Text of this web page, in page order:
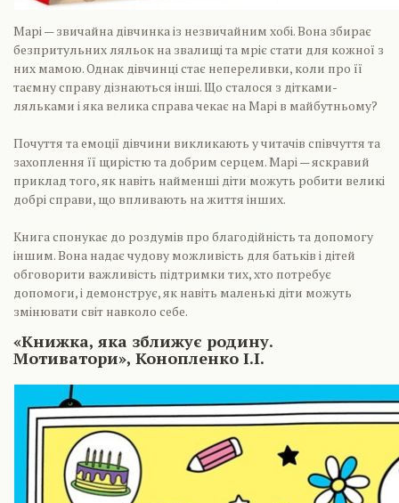
Марі — звичайна дівчинка із незвичайним хобі. Вона збирає
безпритульних ляльок на звалищі та мріє стати для кожної з
них мамою. Однак дівчинці стає непереливки, коли про її
таємну справу дізнаються інші. Що сталося з дітками-
ляльками і яка велика справа чекає на Марі в майбутньому?
Почуття та емоції дівчини викликають у читачів співчуття та
захоплення її щирістю та добрим серцем. Марі — яскравий
приклад того, як навіть найменші діти можуть робити великі
добрі справи, що впливають на життя інших.
Книга спонукає до роздумів про благодійність та допомогу
іншим. Вона надає чудову можливість для батьків і дітей
обговорити важливість підтримки тих, хто потребує
допомоги, і демонструє, як навіть маленькі діти можуть
змінювати світ навколо себе.
«Книжка, яка зближує родину.
Мотиватори», Конопленко І.І.